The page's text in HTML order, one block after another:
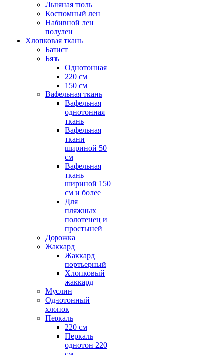
Льняная тюль
Костюмный лен
Набивной лен
полулен
Хлопковая ткань
Батист
Бязь
Однотонная
220 см
150 см
Вафельная ткань
Вафельная
однотонная
ткань
Вафельная
ткани
шириной 50
см
Вафельная
ткань
шириной 150
см и более
Для
пляжных
полотенец и
простыней
Дорожка
Жаккард
Жаккард
портьерный
Хлопковый
жаккард
Муслин
Однотонный
хлопок
Перкаль
220 см
Перкаль
однотон 220